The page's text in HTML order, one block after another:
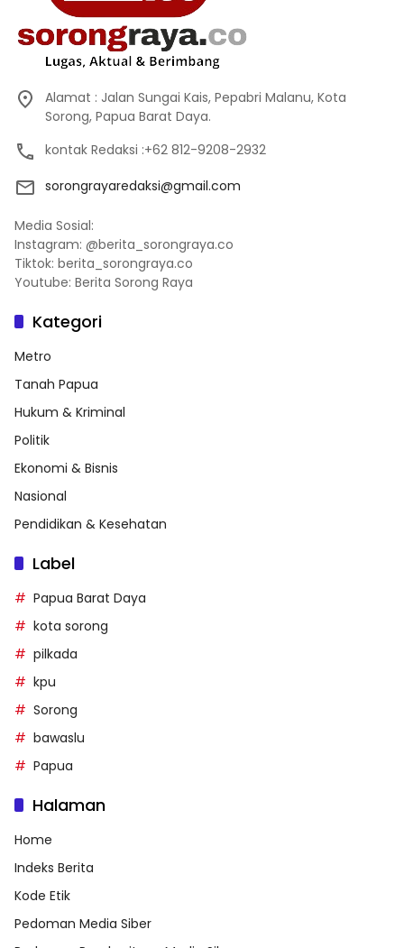
Alamat : Jalan Sungai Kais, Pepabri Malanu, Kota
Sorong, Papua Barat Daya.
kontak Redaksi :+62 812-9208-2932
sorongrayaredaksi@gmail.com
Media Sosial:
Instagram: @berita_sorongraya.co
Tiktok: berita_sorongraya.co
Youtube: Berita Sorong Raya
Kategori
Metro
Tanah Papua
Hukum & Kriminal
Politik
Ekonomi & Bisnis
Nasional
Pendidikan & Kesehatan
Label
Papua Barat Daya
kota sorong
pilkada
kpu
Sorong
bawaslu
Papua
Halaman
Home
Indeks Berita
Kode Etik
Pedoman Media Siber